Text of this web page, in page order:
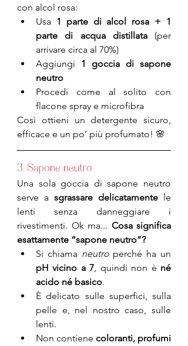
con alcol rosa:
Usa 1 parte di alcol rosa + 1
parte di acqua distillata (per
arrivare circa al 70%)
Aggiungi 1 goccia di sapone
neutro
Procedi come al solito con
flacone spray e microfibra
Così ottieni un detergente sicuro,
efficace e un po’ più profumato! 🌸
3. Sapone neutro
Una sola goccia di sapone neutro
serve a sgrassare delicatamente le
lenti senza danneggiare i
rivestimenti. Ok ma... Cosa significa
esattamente “sapone neutro”?
Si chiama neutro
pH vicino a 7, quindi non è né
acido né basico.
È delicato sulle superfici, sulla
pelle e, nel nostro caso, sulle
lenti.
Non contiene coloranti, profumi